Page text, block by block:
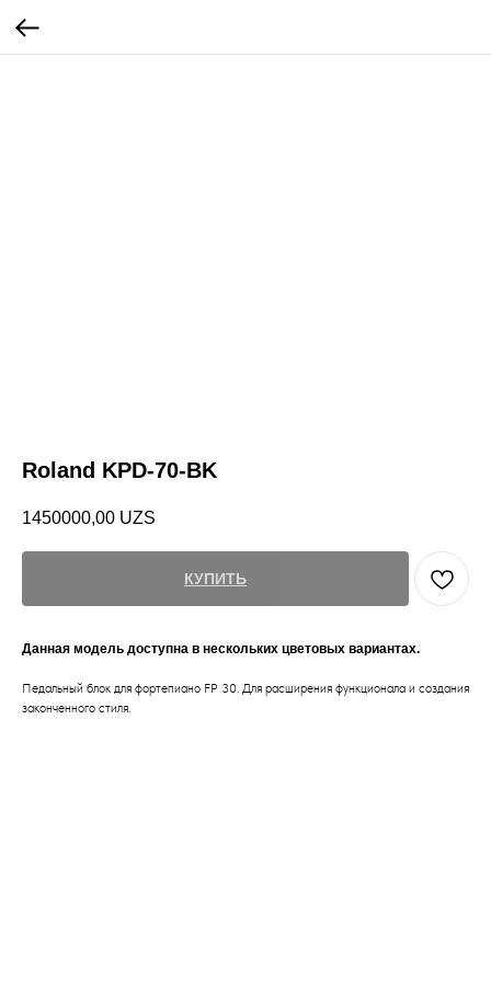
Roland KPD-70-BK
1450000,00 UZS
КУПИТЬ
Данная модель доступна в нескольких цветовых вариантах.
Педальный блок для фортепиано FP 30. Для расширения функционала и создания
законченного стиля.